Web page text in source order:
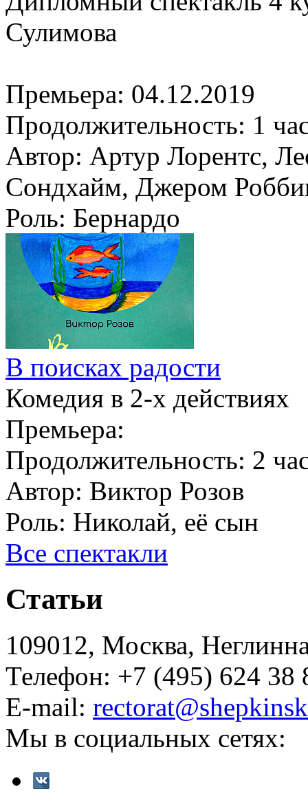
Сулимова
Премьера: 04.12.2019
Продолжительность: 1
Автор: Артур Лорентс,
Сондхайм, Джером
Роль: Бернардо
В поисках радости
Комедия в 2-х действиях
Премьера:
Продолжительность: 2
Автор: Виктор Розов
Роль: Николай, её сын
Все спектакли
Статьи
109012, Москва,
Телефон: +7 (495) 624 38
E-mail:
Мы в социальных сетях: